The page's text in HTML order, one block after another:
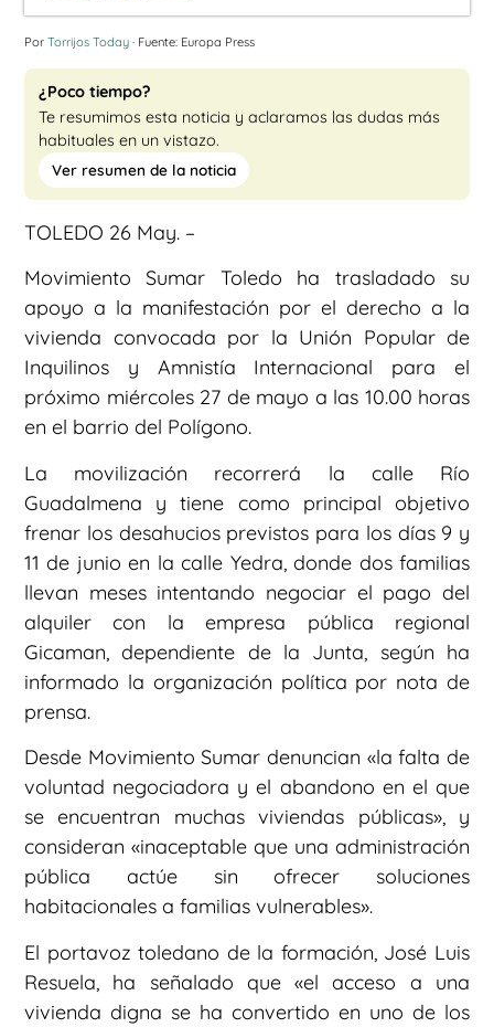
Por Torrijos Today · Fuente: Europa Press
¿Poco tiempo?
Te resumimos esta noticia y aclaramos las dudas más
habituales en un vistazo.
Ver resumen de la noticia
TOLEDO 26 May. –
Movimiento Sumar Toledo ha trasladado su
apoyo a la manifestación por el derecho a la
vivienda convocada por la Unión Popular de
Inquilinos y Amnistía Internacional para el
próximo miércoles 27 de mayo a las 10.00 horas
en el barrio del Polígono.
La movilización recorrerá la calle Río
Guadalmena y tiene como principal objetivo
frenar los desahucios previstos para los días 9 y
11 de junio en la calle Yedra, donde dos familias
llevan meses intentando negociar el pago del
alquiler con la empresa pública regional
Gicaman, dependiente de la Junta, según ha
informado la organización política por nota de
prensa.
Desde Movimiento Sumar denuncian «la falta de
voluntad negociadora y el abandono en el que
se encuentran muchas viviendas públicas», y
consideran «inaceptable que una administración
pública actúe sin ofrecer soluciones
habitacionales a familias vulnerables».
El portavoz toledano de la formación, José Luis
Resuela, ha señalado que «el acceso a una
vivienda digna se ha convertido en uno de los